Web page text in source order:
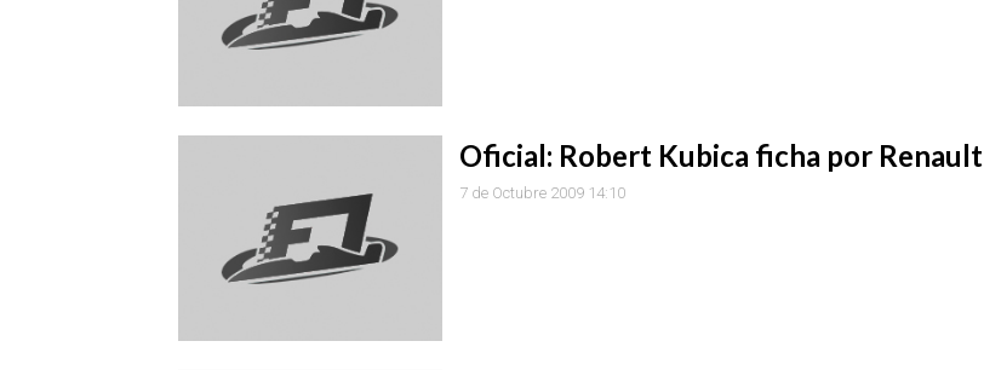
Oficial: Robert Kubica ficha por Renault
7 de Octubre 2009 14:10